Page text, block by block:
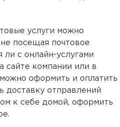
услуги можно
посещая почтовое
ли с онлайн-услугами
сайте компании или в
оформить и оплатить
доставку отправлений
к себе домой, оформить